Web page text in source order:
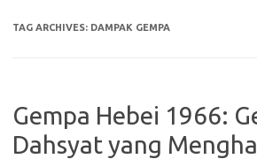
TAG ARCHIVES: DAMPAK GEMPA
Gempa Hebei 1966:
Dahsyat yang